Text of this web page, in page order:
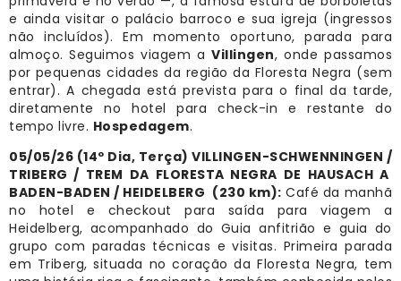
e ainda visitar o palácio barroco e sua igreja (ingressos
não incluídos). Em momento oportuno, parada para
almoço. Seguimos viagem aVillingen, onde passamos
por pequenas cidades da região da Floresta Negra (sem
entrar). A chegada está prevista para o final da tarde,
diretamente no hotel para check-in e restante do
tempo livre. Hospedagem.
05/05/26 (14º Dia, Terça) VILLINGEN-SCHWENNINGEN /
TRIBERG / TREM DA FLORESTA NEGRA DE HAUSACH A
BADEN-BADEN / HEIDELBERG (230 km): Café da manhã
no hotel e checkout para saída para viagem a
Heidelberg, acompanhado do Guia anfitrião e guia do
grupo com paradas técnicas e visitas. Primeira parada
em Triberg, situada no coração da Floresta Negra, tem